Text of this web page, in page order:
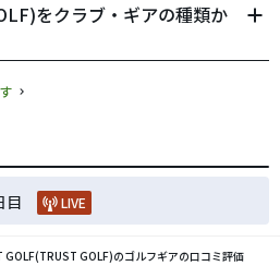
をクラブ・ギアの種類か
目 LIVE
GOLF(TRUST GOLF)のゴルフギアの口コミ評価